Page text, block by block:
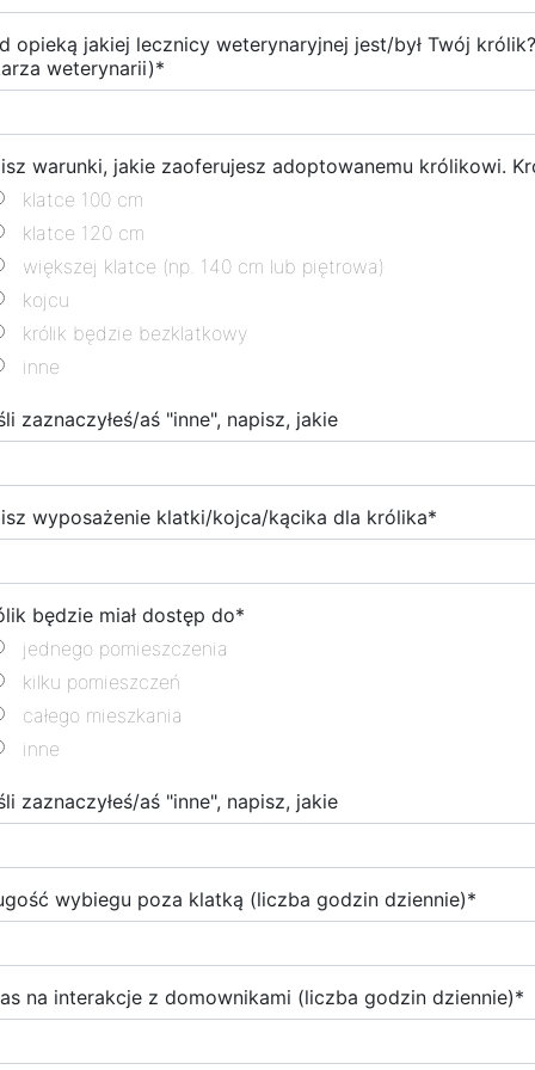
opieką jakiej lecznicy weterynaryjnej jest/był Twój
weterynarii)*
warunki, jakie zaoferujesz adoptowanemu królikowi.
klatce 100 cm
klatce 120 cm
większej klatce (np. 140 cm lub piętrowa)
kojcu
królik będzie bezklatkowy
inne
zaznaczyłeś/aś "inne", napisz, jakie
wyposażenie klatki/kojca/kącika dla królika*
będzie miał dostęp do*
jednego pomieszczenia
kilku pomieszczeń
całego mieszkania
inne
zaznaczyłeś/aś "inne", napisz, jakie
wybiegu poza klatką (liczba godzin dziennie)*
na interakcje z domownikami (liczba godzin dziennie)*